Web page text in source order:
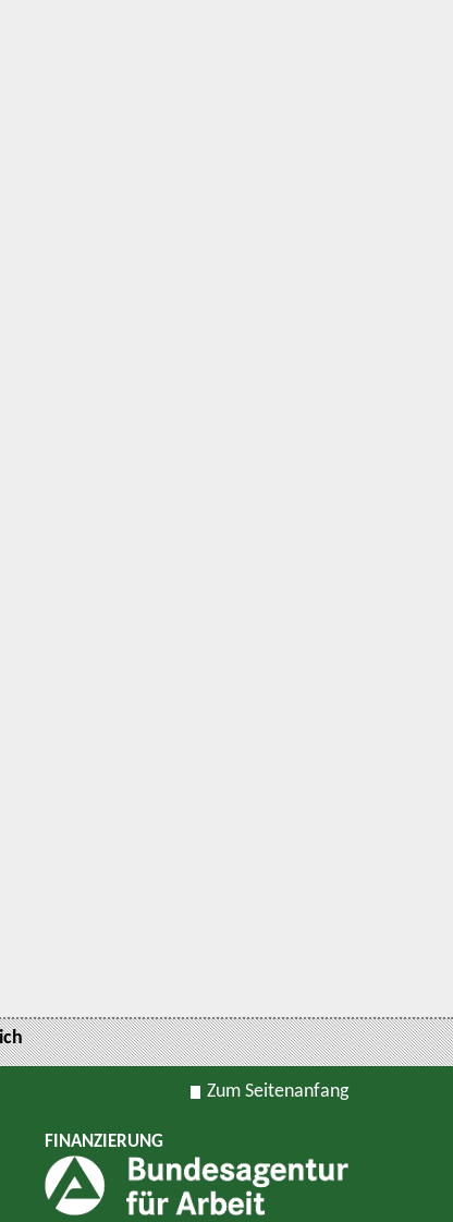
Zum Seitenanfang
FINANZIERUNG